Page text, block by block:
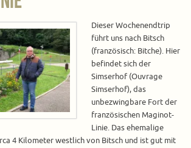
Dieser Wochenendtrip
führt uns nach Bitsch
(französisch: Bitche). Hier
befindet sich der
Simserhof (Ouvrage
Simserhof), das
unbezwingbare Fort der
französischen Maginot-
Linie. Das ehemalige
4 Kilometer westlich von Bitsch und ist gut mit